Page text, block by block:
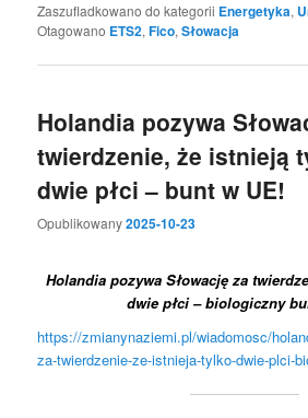
Zaszufladkowano do kategorii Energetyka,
Otagowano ETS2,Fico,Słowacja
Holandia pozywa
twierdzenie, że istnieją
dwie płci – bunt w UE!
Opublikowany2025-10-23
Holandia pozywa Słowację za
dwie płci – biologiczny
https://zmianynaziemi.pl/wiadomosc/
za-twierdzenie-ze-istnieja-tylko-dwie-plci-